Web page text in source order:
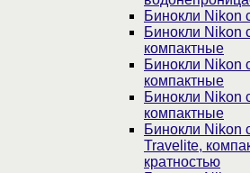
Бинокли Nikon
Бинокли Nikon
компактные
Бинокли Nikon
компактные
Бинокли Nikon
компактные
Бинокли Nikon
Travelite,
кратностью